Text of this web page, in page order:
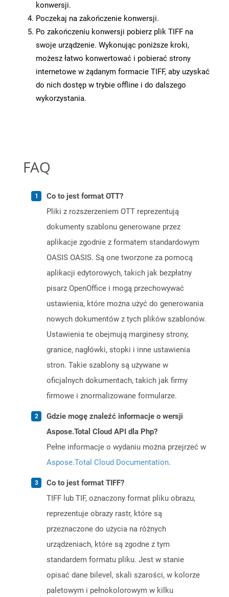
konwersji.
Poczekaj na zakończenie konwersji.
Po zakończeniu konwersji pobierz plik TIFF na
swoje urządzenie. Wykonując poniższe kroki,
możesz łatwo konwertować i pobierać strony
internetowe w żądanym formacie TIFF, aby uzyskać
do nich dostęp w trybie offline i do dalszego
wykorzystania.
FAQ
Co to jest format OTT?
Pliki z rozszerzeniem OTT reprezentują
dokumenty szablonu generowane przez
aplikacje zgodnie z formatem standardowym
OASIS OASIS. Są one tworzone za pomocą
aplikacji edytorowych, takich jak bezpłatny
pisarz OpenOffice i mogą przechowywać
ustawienia, które można użyć do generowania
nowych dokumentów z tych plików szablonów.
Ustawienia te obejmują marginesy strony,
granice, nagłówki, stopki i inne ustawienia
stron. Takie szablony są używane w
oficjalnych dokumentach, takich jak firmy
firmowe i znormalizowane formularze.
Gdzie mogę znaleźć informacje o wersji
Aspose.Total Cloud API dla Php?
Pełne informacje o wydaniu można przejrzeć w
Aspose.Total Cloud Documentation.
Co to jest format TIFF?
TIFF lub TIF, oznaczony format pliku obrazu,
reprezentuje obrazy rastr, które są
przeznaczone do użycia na różnych
urządzeniach, które są zgodne z tym
standardem formatu pliku. Jest w stanie
opisać dane bilevel, skali szarości, w kolorze
paletowym i pełnokolorowym w kilku